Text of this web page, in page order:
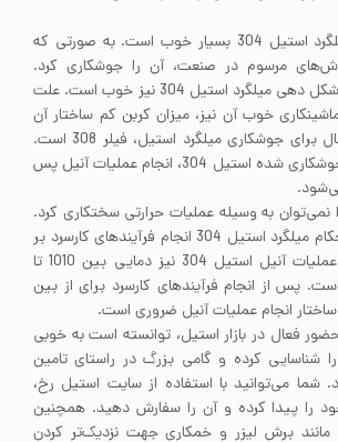
قابلیت جوشکاری میلگرد استیل 304 بسیار خوب است. به صورتی که
مرسوم در صنعت، آن را جوشکاری کرد.
قابلیت ماشینکاری و شکل دهی میلگرد استیل 304 نیز خوب است. علت
خوب آن نیز، میزان کربن کم ساختار آن
است. بهترین فیلرمتال برای جوشکاری میلگرد استیل، فیلر 308 است.
برای مقطاع سنگین جوشکاری شده استیل 304، انجام عملیات آنیل پس
استیل 304 را نمی‌توان به وسیله عملیات حرارتی سختکاری کرد.
تنها راه افزایش استحکام میلگرد استیل 304 انجام فرآیندهای کارسرد بر
روی آن است. برای عملیات آنیل استیل 304 نیز دمایی بین 1010 تا
است. پس از انجام فرآیندهای کارسرد برای از بین
انجام عملیات آنیل ضروری است.
فعال در بازار استیل، توانسته است به خوبی
شناسایی کرده و گامی بزرگ در راستای تامین
شما می‌توانید با استفاده از سایت استیل رخ،
را پیدا کرده و آن‌ را سفارش دهید. همچنین
مانند برش لیزر و خمکاری جهت نزدیک‌تر کردن